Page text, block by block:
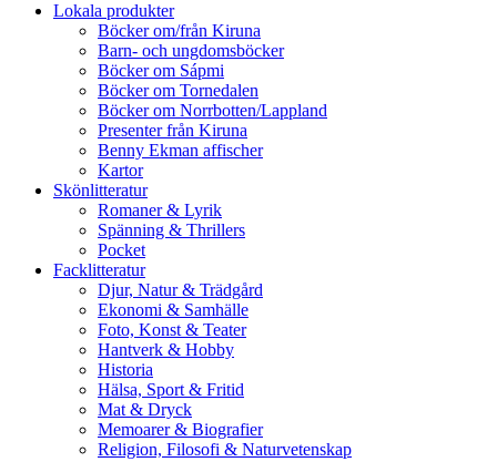
Lokala produkter
Böcker om/från Kiruna
Barn- och ungdomsböcker
Böcker om Sápmi
Böcker om Tornedalen
Böcker om Norrbotten/Lappland
Presenter från Kiruna
Benny Ekman affischer
Kartor
Skönlitteratur
Romaner & Lyrik
Spänning & Thrillers
Pocket
Facklitteratur
Djur, Natur & Trädgård
Ekonomi & Samhälle
Foto, Konst & Teater
Hantverk & Hobby
Historia
Hälsa, Sport & Fritid
Mat & Dryck
Memoarer & Biografier
Religion, Filosofi & Naturvetenskap